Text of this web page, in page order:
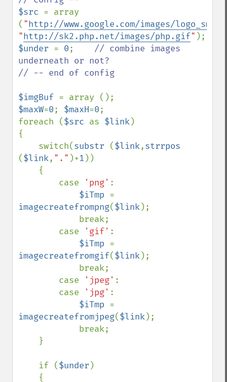
$src = array
( "http://www.google.com/images/
"http://sk2.php.net/images/php.gif"
$under = 0; // combine images
underneath or not?
// -- end of config
$imgBuf
$maxW=0; $maxH=0;
foreach ($src as $link)
{
    switch(
substr ($link,
($link, "." )+1 ))
        case
'png' :
$iTmp
imagecreatefrompng($link);
        case
'gif' :
$iTmp
imagecreatefromgif($link);
        case
'jpeg' :
        case
'jpg' :
$iTmp
imagecreatefromjpeg($link);
    if (
$under )